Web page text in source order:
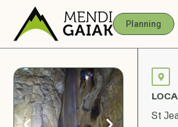
Planning
St